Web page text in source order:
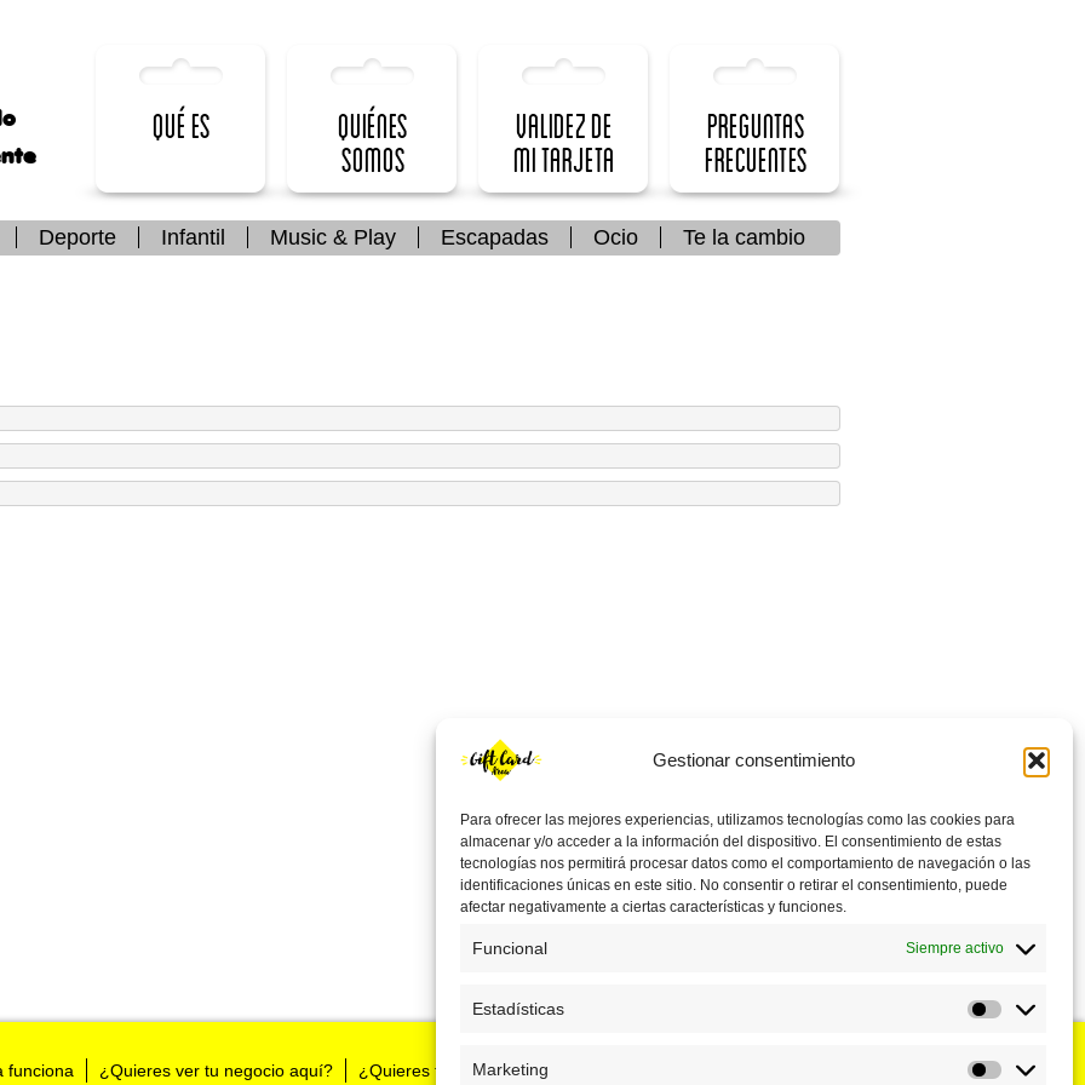
Gestionar consentimiento
Para ofrecer las mejores experiencias, utilizamos tecnologías como las cookies para
almacenar y/o acceder a la información del dispositivo. El consentimiento de estas
tecnologías nos permitirá procesar datos como el comportamiento de navegación o las
identificaciones únicas en este sitio. No consentir o retirar el consentimiento, puede
afectar negativamente a ciertas características y funciones.
Funcional Siempre activo
Estadísticas
Marketing
Marketing
Qué es
Quiénes
somos
Validez de
mi Tarjeta
Preguntas
frecuentes
Deporte Infantil Music & Play Escapadas Ocio Te la cambio
funciona ¿Quieres ver tu negocio aquí? ¿Quieres tenernos en tu negocio?